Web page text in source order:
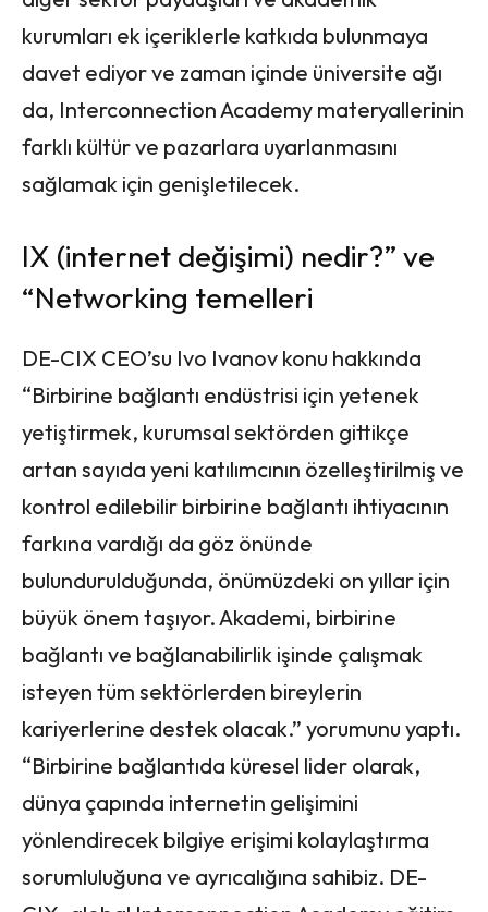
kurumları ek içeriklerle katkıda bulunmaya
davet ediyor ve zaman içinde üniversite ağı
da, Interconnection Academy materyallerinin
farklı kültür ve pazarlara uyarlanmasını
sağlamak için genişletilecek.
IX (internet değişimi) nedir?” ve
“Networking temelleri
DE-CIX CEO’su Ivo Ivanov konu hakkında
“Birbirine bağlantı endüstrisi için yetenek
yetiştirmek, kurumsal sektörden gittikçe
artan sayıda yeni katılımcının özelleştirilmiş ve
kontrol edilebilir birbirine bağlantı ihtiyacının
farkına vardığı da göz önünde
bulundurulduğunda, önümüzdeki on yıllar için
büyük önem taşıyor. Akademi, birbirine
bağlantı ve bağlanabilirlik işinde çalışmak
isteyen tüm sektörlerden bireylerin
kariyerlerine destek olacak.” yorumunu yaptı.
“Birbirine bağlantıda küresel lider olarak,
dünya çapında internetin gelişimini
yönlendirecek bilgiye erişimi kolaylaştırma
sorumluluğuna ve ayrıcalığına sahibiz. DE-